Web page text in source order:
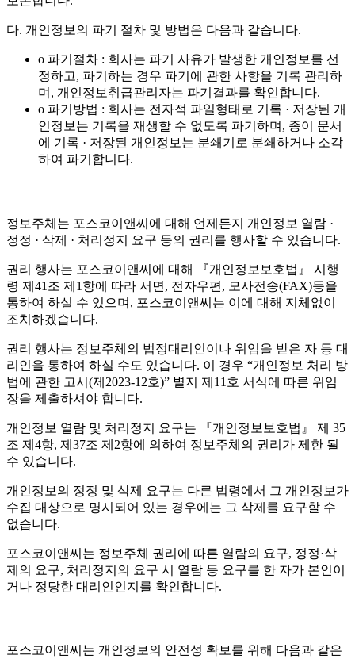
다. 개인정보의 파기 절차 및 방법은 다음과 같습니다.
o 파기절차 : 회사는 파기 사유가 발생한 개인정보를 선
정하고, 파기하는 경우 파기에 관한 사항을 기록 관리하
며, 개인정보취급관리자는 파기결과를 확인합니다.
o 파기방법 : 회사는 전자적 파일형태로 기록 · 저장된 개
인정보는 기록을 재생할 수 없도록 파기하며, 종이 문서
에 기록 · 저장된 개인정보는 분쇄기로 분쇄하거나 소각
하여 파기합니다.
정보주체는 포스코이앤씨에 대해 언제든지 개인정보 열람 ·
정정 · 삭제 · 처리정지 요구 등의 권리를 행사할 수 있습니다.
권리 행사는 포스코이앤씨에 대해 『개인정보보호법』 시행
령 제41조 제1항에 따라 서면, 전자우편, 모사전송(FAX)등을
통하여 하실 수 있으며, 포스코이앤씨는 이에 대해 지체없이
조치하겠습니다.
권리 행사는 정보주체의 법정대리인이나 위임을 받은 자 등 대
리인을 통하여 하실 수도 있습니다. 이 경우 “개인정보 처리 방
법에 관한 고시(제2023-12호)” 별지 제11호 서식에 따른 위임
장을 제출하셔야 합니다.
개인정보 열람 및 처리정지 요구는 『개인정보보호법』 제 35
조 제4항, 제37조 제2항에 의하여 정보주체의 권리가 제한 될
수 있습니다.
개인정보의 정정 및 삭제 요구는 다른 법령에서 그 개인정보가
수집 대상으로 명시되어 있는 경우에는 그 삭제를 요구할 수
없습니다.
포스코이앤씨는 정보주체 권리에 따른 열람의 요구, 정정·삭
제의 요구, 처리정지의 요구 시 열람 등 요구를 한 자가 본인이
거나 정당한 대리인인지를 확인합니다.
포스코이앤씨는 개인정보의 안전성 확보를 위해 다음과 같은